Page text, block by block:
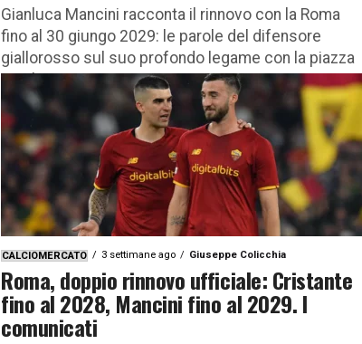
Gianluca Mancini racconta il rinnovo con la Roma
fino al 30 giungo 2029: le parole del difensore
giallorosso sul suo profondo legame con la piazza
Gianluca...
CALCIOMERCATO 3 settimane ago Giuseppe Colicchia
Roma, doppio rinnovo ufficiale: Cristante
fino al 2028, Mancini fino al 2029. I
comunicati